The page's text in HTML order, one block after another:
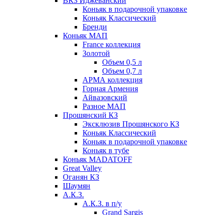
Коньяк в подарочной упаковке
Коньяк Классический
Бренди
Коньяк МАП
France коллекция
Золотой
Объем 0,5 л
Объем 0,7 л
АРМА коллекция
Горная Армения
Айвазовский
Разное МАП
Прошянский КЗ
Эксклюзив Прошянского КЗ
Коньяк Классический
Коньяк в подарочной упаковке
Коньяк в тубе
Коньяк MADATOFF
Great Valley
Оганян КЗ
Шаумян
А.К.З.
А.К.З. в п/у
Grand Sargis